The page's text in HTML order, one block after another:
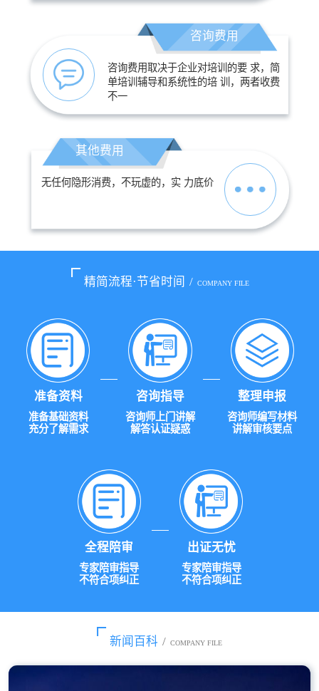
咨询费用
咨询费用取决于企业对培训的要 求，简
单培训辅导和系统性的培 训，两者收费
不一
其他费用
无任何隐形消费，不玩虚的，实 力底价
精简流程·节省时间 / COMPANY FILE
准备资料
准备基础资料
充分了解需求
咨询指导
咨询师上门讲解
解答认证疑惑
整理申报
咨询师编写材料
讲解审核要点
全程陪审
专家陪审指导
不符合项纠正
出证无忧
专家陪审指导
不符合项纠正
新闻百科 / COMPANY FILE